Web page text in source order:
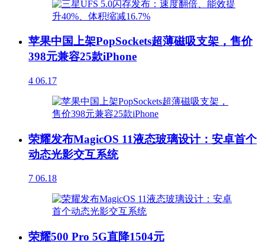
苹果中国上架PopSockets超薄磁吸支架，售价
398元兼容25款iPhone
4 06.17
荣耀发布MagicOS 11液态玻璃设计：安卓首个
动态光影交互系统
7 06.18
荣耀500 Pro 5G直降1504元